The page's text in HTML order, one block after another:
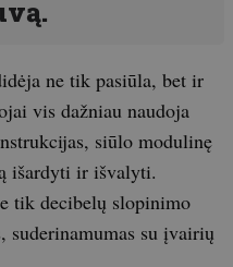
ne tik pasiūla, bet ir
vis dažniau naudoja
siūlo modulinę
išardyti ir išvalyti.
tik decibelų slopinimo
su įvairių